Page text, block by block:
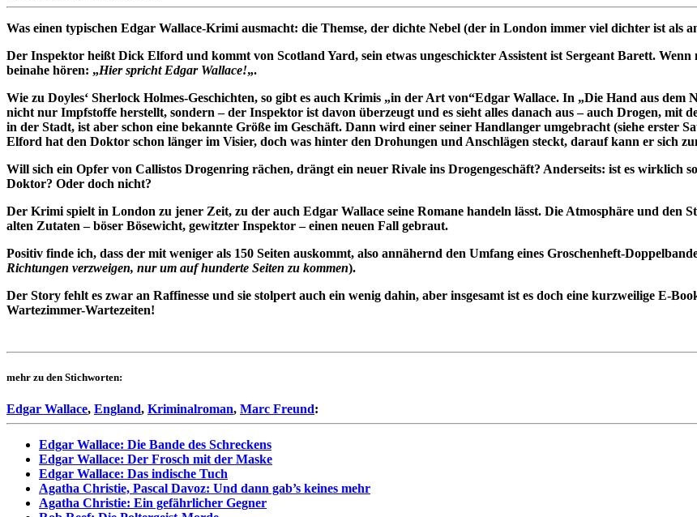
Was einen typischen Edgar Wallace-Krimi ausmacht: die Themse, der dichte Nebel (der in London immer viel dichter ist als
Der Inspektor heißt Dick Elford und kommt von Scotland Yard, sein etwas ungeschickter Assistent ist Sergeant Barett.
beinahe hören: „Hier spricht Edgar Wallace!„.
Wie zu Doyles‘ Sherlock Holmes-Geschichten, so gibt es auch Krimis „in der Art von“Edgar Wallace. In „Die Hand aus
nicht nur Impfstoffe herstellt, sondern – der Inspektor ist davon überzeugt und es sieht alles danach aus – auch Drogen, mit
in der Stadt, ist aber schon eine bekannte Größe im Geschäft. Dann wird einer seiner Handlanger umgebracht (siehe erster
Elford hat den Doktor schon länger im Visier, doch was hinter den Drohungen und Anschlägen steckt, darauf kann er sich
Will sich ein Opfer von Callistos Drogenring rächen, drängt ein neuer Rivale ins Drogengeschäft? Anderseits: ist es wirklich
Doktor? Oder doch nicht?
Der Krimi spielt in London zu jener Zeit, zu der auch Edgar Wallace seine Romane handeln lässt. Die Atmosphäre und den
alten Zutaten – böser Bösewicht, gewitzter Inspektor – einen neuen Fall gebraut.
Positiv finde ich, dass der mit weniger als 150 Seiten auskommt, also annähernd den Umfang eines Groschenheft-
Richtungen verzweigen, nur um auf hunderte Seiten zu kommen).
Der Story fehlt es zwar an Raffinesse und sie stolpert auch ein wenig dahin, aber insgesamt ist es doch eine kurzweilige E-
Wartezimmer-Wartezeiten!
mehr zu den Stichworten:
Edgar Wallace, England, Kriminalroman, Marc Freund:
Edgar Wallace: Die Bande des Schreckens
Edgar Wallace: Der Frosch mit der Maske
Edgar Wallace: Das indische Tuch
Agatha Christie, Pascal Davoz: Und dann gab’s keines mehr
Agatha Christie: Ein gefährlicher Gegner